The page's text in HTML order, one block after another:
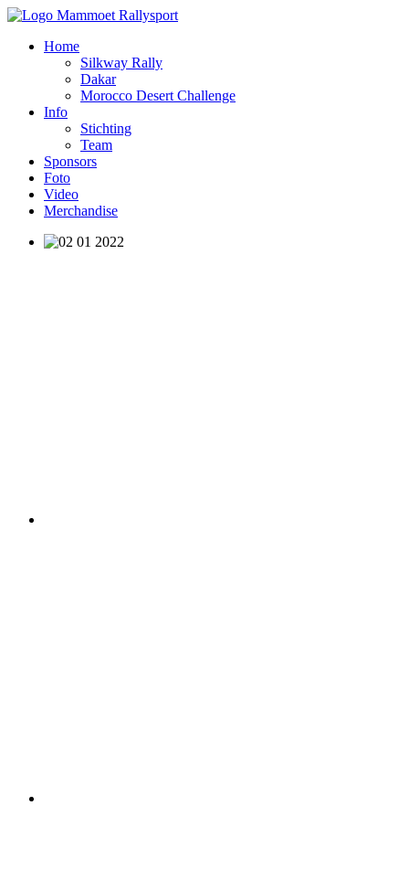
Home
Silkway Rally
Dakar
Morocco Desert Challenge
Info
Stichting
Team
Sponsors
Foto
Video
Merchandise